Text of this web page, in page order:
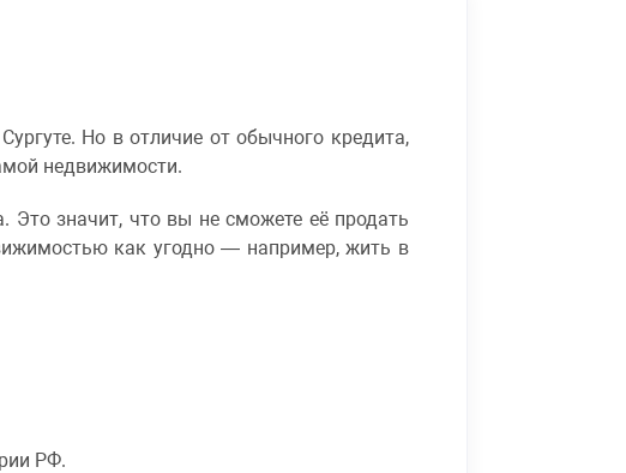
Но в отличие от обычного кредита,
недвижимости.
Это значит, что вы не сможете её продать
как угодно — например, жить в
РФ.